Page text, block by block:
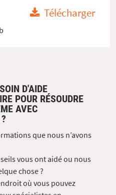
Télécharger
D'AIDE
POUR RÉSOUDRE
AVEC
que nous n’avons
vous ont aidé ou nous
chose ?
où vous pouvez